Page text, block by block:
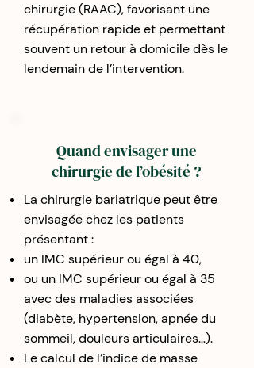
chirurgie (RAAC), favorisant une
récupération rapide et permettant
souvent un retour à domicile dès le
lendemain de l’intervention.
Quand envisager une
chirurgie de l’obésité ?
La chirurgie bariatrique peut être
envisagée chez les patients
présentant :
un IMC supérieur ou égal à 40,
ou un IMC supérieur ou égal à 35
avec des maladies associées
(diabète, hypertension, apnée du
sommeil, douleurs articulaires…).
Le calcul de l’indice de masse